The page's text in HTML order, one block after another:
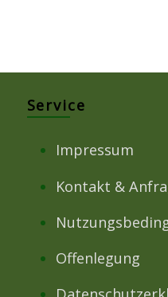
Service
Impressum
Kontakt &
Offenlegung